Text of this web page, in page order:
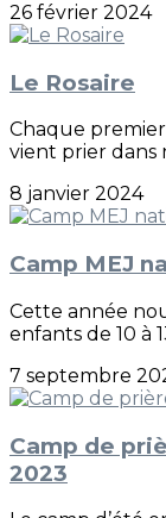
26 février 2024
Le Rosaire
Chaque
vient prier dans
8 janvier 2024
Camp MEJ
Cette année
enfants de 10 à
7 septembre
Camp de
2023